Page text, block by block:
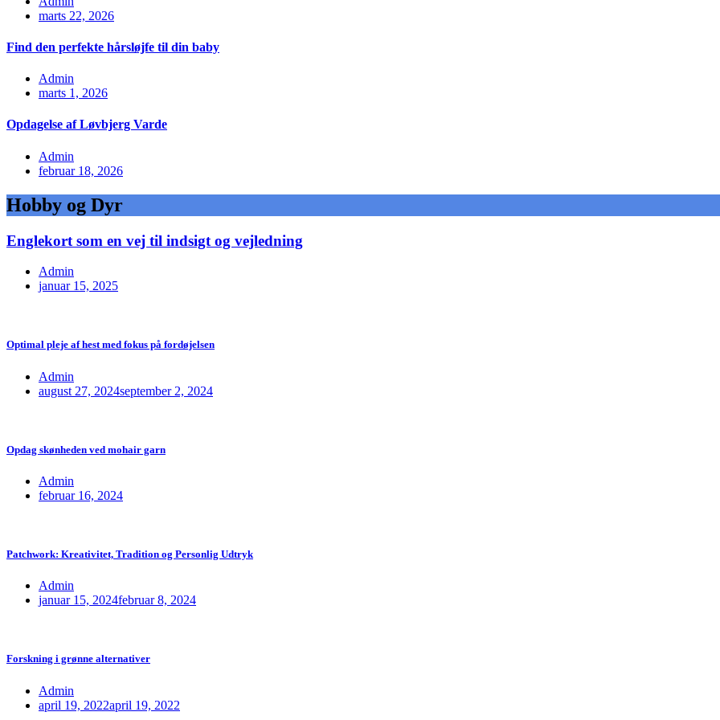
marts 22, 2026
Find den perfekte hårsløjfe til din baby
Admin
marts 1, 2026
Opdagelse af Løvbjerg Varde
Admin
februar 18, 2026
Hobby og Dyr
Englekort som en vej til indsigt og vejledning
Admin
januar 15, 2025
Optimal pleje af hest med fokus på fordøjelsen
Admin
august 27, 2024september 2, 2024
Opdag skønheden ved mohair garn
Admin
februar 16, 2024
Patchwork: Kreativitet, Tradition og Personlig Udtryk
Admin
januar 15, 2024februar 8, 2024
Forskning i grønne alternativer
Admin
april 19, 2022april 19, 2022